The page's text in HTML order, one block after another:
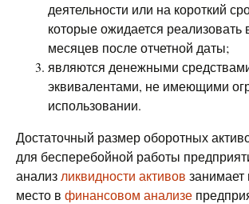
деятельности или на короткий
которые ожидается реализовать
месяцев после отчетной даты;
являются денежными
эквивалентами, не имеющими
использовании.
Достаточный размер оборотных
для бесперебойной работы
анализ ликвидности активов занимает
место в финансовом анализе